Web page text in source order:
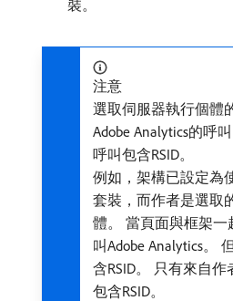
裝。
注意
選取伺服器執行個體
Adobe Analytics的呼
呼叫包含RSID。
例如，架構已設定為
套裝，而作者是選取
體。 當頁面與框架
叫Adobe Analytics。
含RSID。 只有來自
包含RSID。